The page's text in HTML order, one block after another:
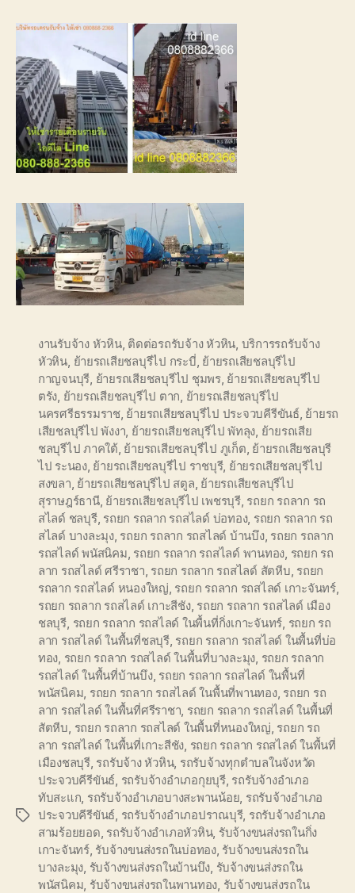
Tags
งานรับจ้าง หัวหิน, ติดต่อรถรับจ้าง หัวหิน บริการรถรับจ้าง
หัวหิน ย้ายรถเสียชลบุรีไป กระบี่ ย้ายรถเสียชลบุรีไป
กาญจนบุรี ย้ายรถเสียชลบุรีไป ชุมพร, ย้ายรถเสียชลบุรีไป
ตรัง ย้ายรถเสียชลบุรีไป ตาก ย้ายรถเสียชลบุรีไป
นครศรีธรรมราช, ย้ายรถเสียชลบุรีไป ประจวบคีรีขันธ์, ย้ายรถ
เสียชลบุรีไป พังงา ย้ายรถเสียชลบุรีไป พัทลุง ย้ายรถเสีย
ชลบุรีไป ภาคใต้ ย้ายรถเสียชลบุรีไป ภูเก็ต ย้ายรถเสียชลบุรี
ไป ระนอง, ย้ายรถเสียชลบุรีไป ราชบุรี, ย้ายรถเสียชลบุรีไป
สงขลา ย้ายรถเสียชลบุรีไป สตูล ย้ายรถเสียชลบุรีไป
สุราษฎร์ธานี, ย้ายรถเสียชลบุรีไป เพชรบุรี, รถยก รถลาก รถ
สไลด์ ชลบุรี, รถยก รถลาก รถสไลด์ บ่อทอง, รถยก รถลาก รถ
สไลด์ บางละมุง, รถยก รถลาก รถสไลด์ บ้านบึง, รถยก รถลาก
รถสไลด์ พนัสนิคม รถยก รถลาก รถสไลด์ พานทอง รถยก รถ
ลาก รถสไลด์ ศรีราชา รถยก รถลาก รถสไลด์ สัตหีบ รถยก
รถลาก รถสไลด์ หนองใหญ่ รถยก รถลาก รถสไลด์ เกาะจันทร์,
รถยก รถลาก รถสไลด์ เกาะสีชัง, รถยก รถลาก รถสไลด์ เมือง
ชลบุรี รถยก รถลาก รถสไลด์ ในพื้นที่กิ่งเกาะจันทร์ รถยก รถ
ลาก รถสไลด์ ในพื้นที่ชลบุรี, รถยก รถลาก รถสไลด์ ในพื้นที่บ่อ
ทอง รถยก รถลาก รถสไลด์ ในพื้นที่บางละมุง รถยก รถลาก
รถสไลด์ ในพื้นที่บ้านบึง, รถยก รถลาก รถสไลด์ ในพื้นที่
พนัสนิคม รถยก รถลาก รถสไลด์ ในพื้นที่พานทอง, รถยก รถ
ลาก รถสไลด์ ในพื้นที่ศรีราชา รถยก รถลาก รถสไลด์ ในพื้นที่
สัตหีบ รถยก รถลาก รถสไลด์ ในพื้นที่หนองใหญ่ รถยก รถ
ลาก รถสไลด์ ในพื้นที่เกาะสีชัง รถยก รถลาก รถสไลด์ ในพื้นที่
เมืองชลบุรี, รถรับจ้าง หัวหิน, รถรับจ้างทุกตำบลในจังหวัด
ประจวบคีรีขันธ์ รถรับจ้างอำเภอกุยบุรี, รถรับจ้างอำเภอ
ทับสะแก รถรับจ้างอำเภอบางสะพานน้อย รถรับจ้างอำเภอ
ประจวบคีรีขันธ์ รถรับจ้างอำเภอปราณบุรี, รถรับจ้างอำเภอ
สามร้อยยอด รถรับจ้างอำเภอหัวหิน, รับจ้างขนส่งรถในกิ่ง
เกาะจันทร์, รับจ้างขนส่งรถในบ่อทอง, รับจ้างขนส่งรถใน
บางละมุง รับจ้างขนส่งรถในบ้านบึง รับจ้างขนส่งรถใน
พนัสนิคม รับจ้างขนส่งรถในพานทอง รับจ้างขนส่งรถใน